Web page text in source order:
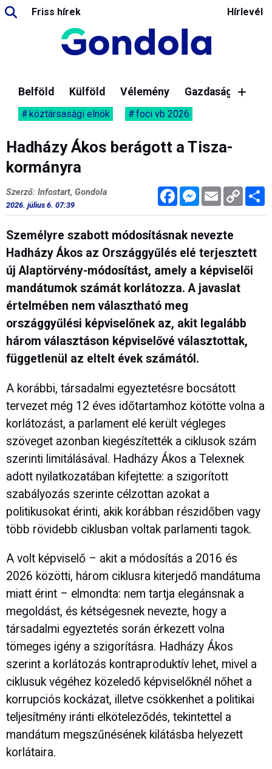
Friss hírek Hírlevél
Belföld Külföld Vélemény Gazdaság
köztársasági elnök foci vb 2026
Hadházy Ákos berágott a Tisza-
kormányra
FacebookMessenger
Email Copy
Link
Szerző: Infostart, Gondola
2026. július 6. 07:39
Személyre szabott módosításnak nevezte
Hadházy Ákos az Országgyűlés elé terjesztett
új Alaptörvény-módosítást, amely a képviselői
mandátumok számát korlátozza. A javaslat
értelmében nem választható meg
országgyűlési képviselőnek az, akit legalább
három választáson képviselővé választottak,
függetlenül az eltelt évek számától.
A korábbi, társadalmi egyeztetésre bocsátott
tervezet még 12 éves időtartamhoz kötötte volna a
korlátozást, a parlament elé került végleges
szöveget azonban kiegészítették a ciklusok szám
szerinti limitálásával. Hadházy Ákos a Telexnek
adott nyilatkozatában kifejtette: a szigorított
szabályozás szerinte célzottan azokat a
politikusokat érinti, akik korábban részidőben vagy
több rövidebb ciklusban voltak parlamenti tagok.
A volt képviselő – akit a módosítás a 2016 és
2026 közötti, három ciklusra kiterjedő mandátuma
miatt érint – elmondta: nem tartja elegánsnak a
megoldást, és kétségesnek nevezte, hogy a
társadalmi egyeztetés során érkezett volna
tömeges igény a szigorításra. Hadházy Ákos
szerint a korlátozás kontraproduktív lehet, mivel a
ciklusuk végéhez közeledő képviselőknél nőhet a
korrupciós kockázat, illetve csökkenhet a politikai
teljesítmény iránti elköteleződés, tekintettel a
mandátum megszűnésének kilátásba helyezett
korlátaira.